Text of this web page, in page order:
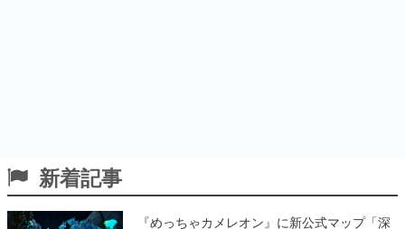
新着記事
『めっちゃカメレオン』に新公式マップ「深